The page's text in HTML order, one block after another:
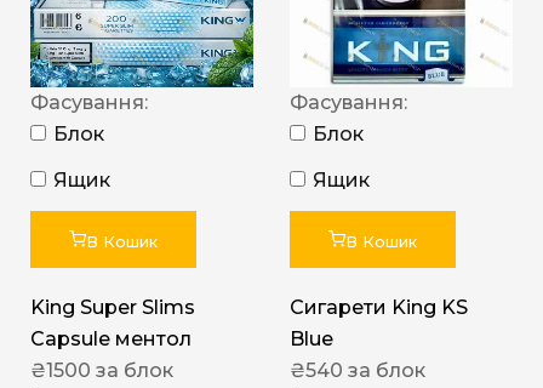
Фасування:
Блок
Ящик
В Кошик
King Super Slims
Capsule ментол
₴1500 за блок
Фасування:
Блок
Ящик
В Кошик
Сигарети King KS
Blue
₴540 за блок